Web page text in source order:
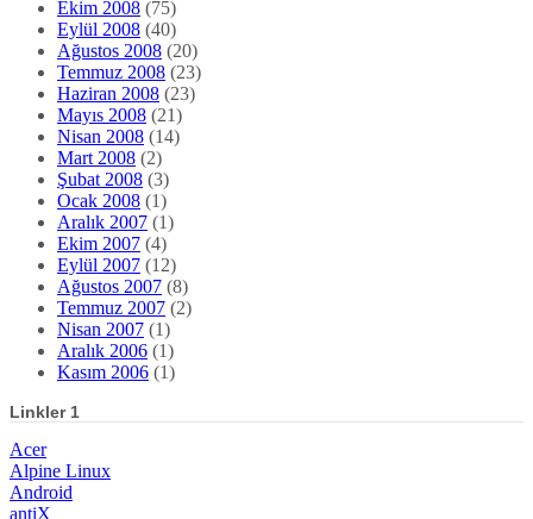
Ekim 2008 (75)
Eylül 2008 (40)
Ağustos 2008 (20)
Temmuz 2008 (23)
Haziran 2008 (23)
Mayıs 2008 (21)
Nisan 2008 (14)
Mart 2008 (2)
Şubat 2008 (3)
Ocak 2008 (1)
Aralık 2007 (1)
Ekim 2007 (4)
Eylül 2007 (12)
Ağustos 2007 (8)
Temmuz 2007 (2)
Nisan 2007 (1)
Aralık 2006 (1)
Kasım 2006 (1)
Linkler 1
Acer
Alpine Linux
Android
antiX